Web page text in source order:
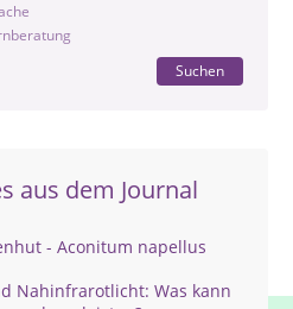
Suchen
aus dem Journal
- Aconitum napellus
Nahinfrarotlicht: Was kann